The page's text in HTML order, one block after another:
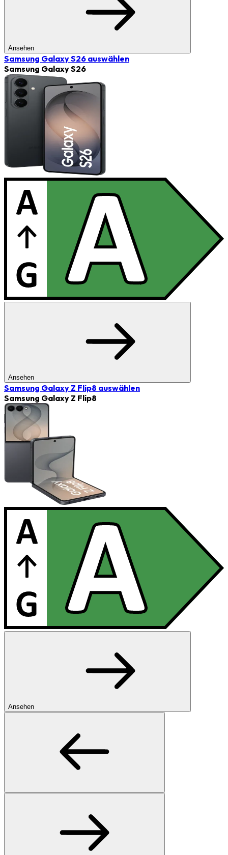
Ansehen
Samsung Galaxy S26 auswählen
Samsung Galaxy S26
Ansehen
Samsung Galaxy Z Flip8 auswählen
Samsung Galaxy Z Flip8
Ansehen